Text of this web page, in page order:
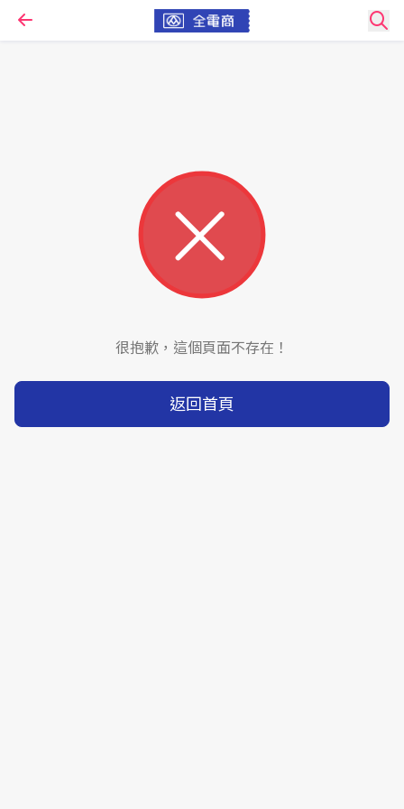
很抱歉，這個頁面不存在！
返回首頁